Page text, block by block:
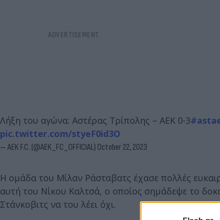
Λήξη του αγώνα: Αστέρας Τρίπολης – ΑΕΚ 0-3
pic.twitter.com/styeF0id3O
— AEK F.C. (@AEK_FC_OFFICIAL) October 22, 2023
Η ομάδα του Μίλαν Ράσταβατς έχασε πολλές
αυτή του Νίκου Καλτσά, ο οποίος σημάδεψε το
Στάνκοβιτς να του λέει όχι.